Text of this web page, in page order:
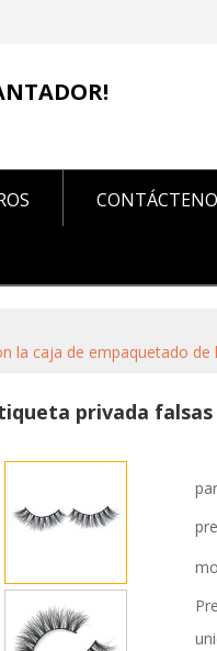
la caja de empaquetado de
privada